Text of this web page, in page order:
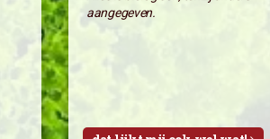
aangegeven.